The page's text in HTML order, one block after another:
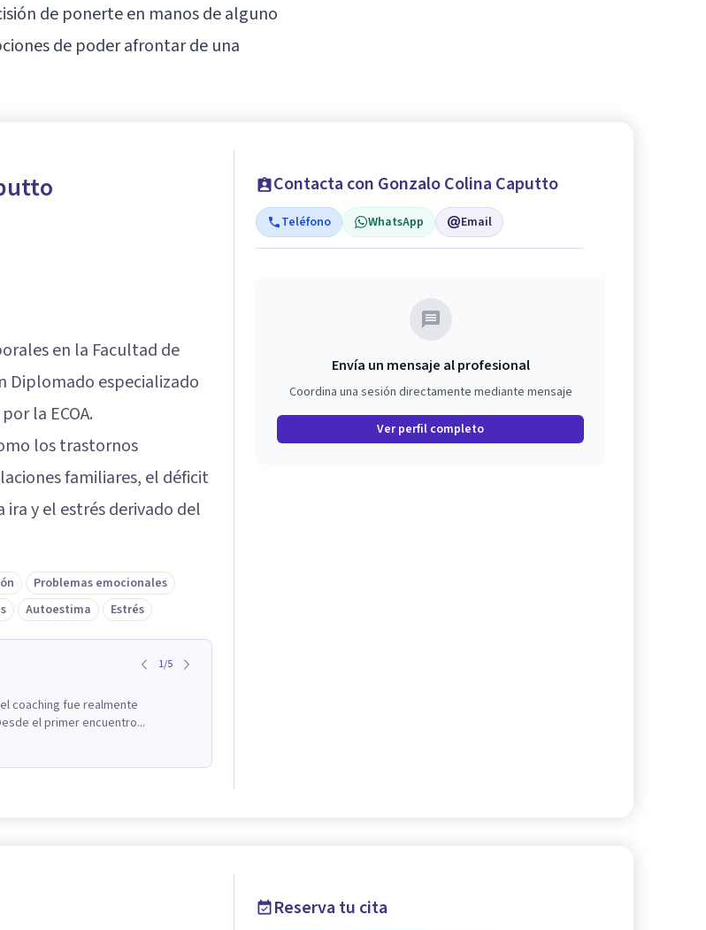
de ponerte en manos de alguno
de poder afrontar de una
en la Facultad de
Diplomado especializado
la ECOA.
los trastornos
familiares, el déficit
y el estrés derivado del
Problemas emocionales
Autoestima Estrés
1/5
coaching fue realmente
el primer encuentro...
Contacta con Gonzalo Colina Caputto
Teléfono WhatsApp Email
Envía un mensaje al profesional
Coordina una sesión directamente mediante mensaje
Ver perfil completo
Reserva tu cita